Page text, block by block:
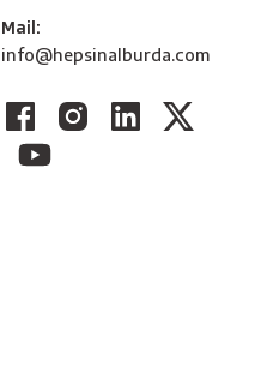
Mail:
info@hepsinalburda.com